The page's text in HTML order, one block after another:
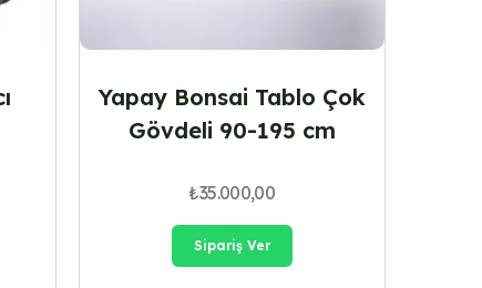
Yapay Bonsai Tablo Çok
Gövdeli 90-195 cm
₺35.000,00
Sipariş Ver